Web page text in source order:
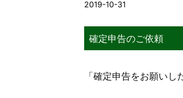
2019-10-31
確定申告のご依頼
「確定申告をお願い